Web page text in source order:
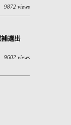
9872 views
選出
9602 views